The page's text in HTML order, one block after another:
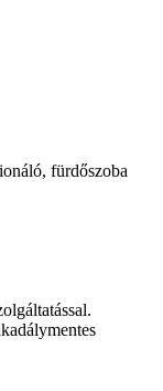
fürdőszoba